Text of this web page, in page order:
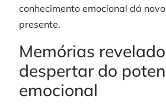
conhecimento emocional dá
presente.
Memórias
despertar do
emocional